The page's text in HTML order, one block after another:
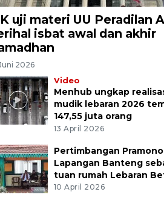
uji materi UU Peradilan
isbat awal dan akhir
2026
Video
Menhub ungkap
mudik lebaran 2026
147,55 juta orang
13 April 2026
Pertimbangan
Lapangan Banteng
tuan rumah Lebaran
10 April 2026